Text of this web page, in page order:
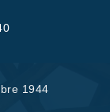
1944